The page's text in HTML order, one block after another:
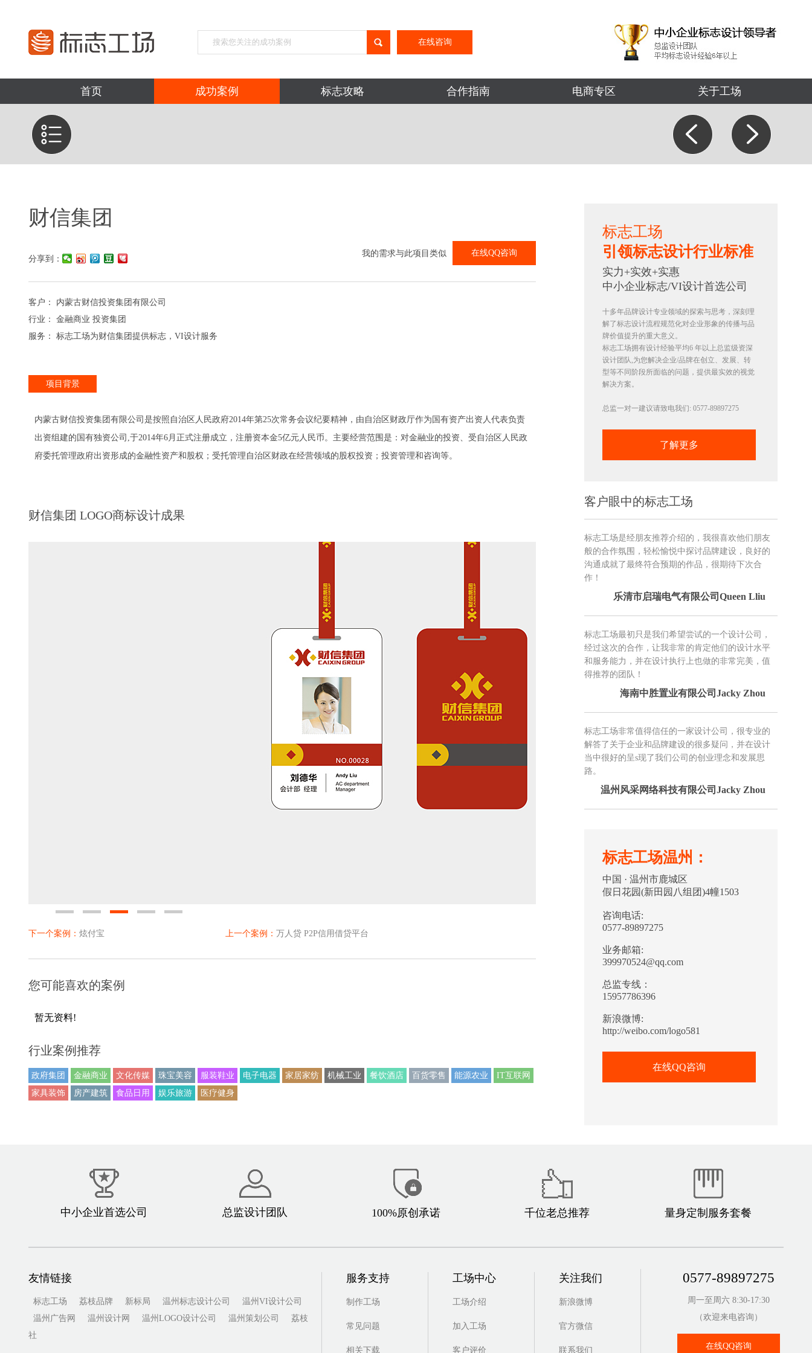
在线咨询
首页 成功案例 标志攻略 合作指南 电商专区 关于工场
财信集团
分享到：
我的需求与此项目类似 在线QQ咨询
客户： 内蒙古财信投资集团有限公司
行业： 金融商业 投资集团
服务： 标志工场为财信集团提供标志，VI设计服务
项目背景
内蒙古财信投资集团有限公司是按照自治区人民政府2014年第25次常务会议纪要精神，由自治区财政厅作为国有资产出资人代表负责
出资组建的国有独资公司,于2014年6月正式注册成立，注册资本金5亿元人民币。主要经营范围是：对金融业的投资、受自治区人民政
府委托管理政府出资形成的金融性资产和股权；受托管理自治区财政在经营领域的股权投资；投资管理和咨询等。
财信集团 LOGO商标设计成果
0 1 2 3 4
下一个案例： 炫付宝 上一个案例： 万人贷 P2P信用借贷平台
您可能喜欢的案例
暂无资料!
行业案例推荐
政府集团 金融商业 文化传媒 珠宝美容 服装鞋业 电子电器 家居家纺 机械工业 餐饮酒店 百货零售 能源农业
IT互联网
家具装饰
房产建筑 食品日用 娱乐旅游 医疗健身
标志工场
引领标志设计行业标准
实力+实效+实惠
中小企业标志/VI设计首选公司
十多年品牌设计专业领域的探索与思考，深刻理
解了标志设计流程规范化对企业形象的传播与品
牌价值提升的重大意义。
标志工场拥有设计经验平均6 年以上总监级资深
设计团队,为您解决企业/品牌在创立、发展、转
型等不同阶段所面临的问题，提供最实效的视觉
解决方案。
总监一对一建议请致电我们: 0577-89897275
了解更多
客户眼中的标志工场
标志工场是经朋友推荐介绍的，我很喜欢他们朋友
般的合作氛围，轻松愉悦中探讨品牌建设，良好的
沟通成就了最终符合预期的作品，很期待下次合
作！
乐清市启瑞电气有限公司Queen Lliu
标志工场最初只是我们希望尝试的一个设计公司，
经过这次的合作，让我非常的肯定他们的设计水平
和服务能力，并在设计执行上也做的非常完美，值
得推荐的团队！
海南中胜置业有限公司Jacky Zhou
标志工场非常值得信任的一家设计公司，很专业的
解答了关于企业和品牌建设的很多疑问，并在设计
当中很好的呈s现了我们公司的创业理念和发展思
路。
温州风采网络科技有限公司Jacky Zhou
标志工场温州：
中国 · 温州市鹿城区
假日花园(新田园八组团)4幢1503
咨询电话:
0577-89897275
业务邮箱:
399970524@qq.com
总监专线：
15957786396
新浪微博:
http://weibo.com/logo581
在线QQ咨询
中小企业首选公司 总监设计团队 100%原创承诺 千位老总推荐 量身定制服务套餐
友情链接
标志工场 荔枝品牌 新标局 温州标志设计公司
温州VI设计公司
温州广告网
温州设计网 温州LOGO设计公司 温州策划公司
荔枝
社
服务支持
制作工场
常见问题
相关下载
工场中心
工场介绍
加入工场
客户评价
关注我们
新浪微博
官方微信
联系我们
0577-89897275
周一至周六 8:30-17:30
（欢迎来电咨询）
在线QQ咨询